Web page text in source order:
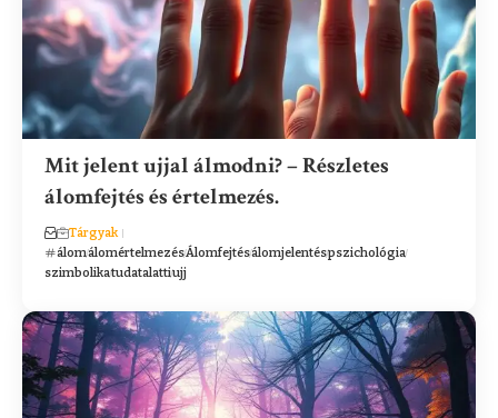
Mit jelent ujjal álmodni? – Részletes
álomfejtés és értelmezés.
Tárgyak
álomálomértelmezésÁlomfejtésálomjelentéspszichológia
szimbolikatudatalattiujj